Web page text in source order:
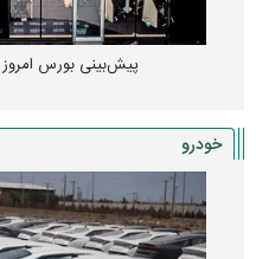
پیش‌بینی بورس امروز دوشنبه ۱۲
خودرو